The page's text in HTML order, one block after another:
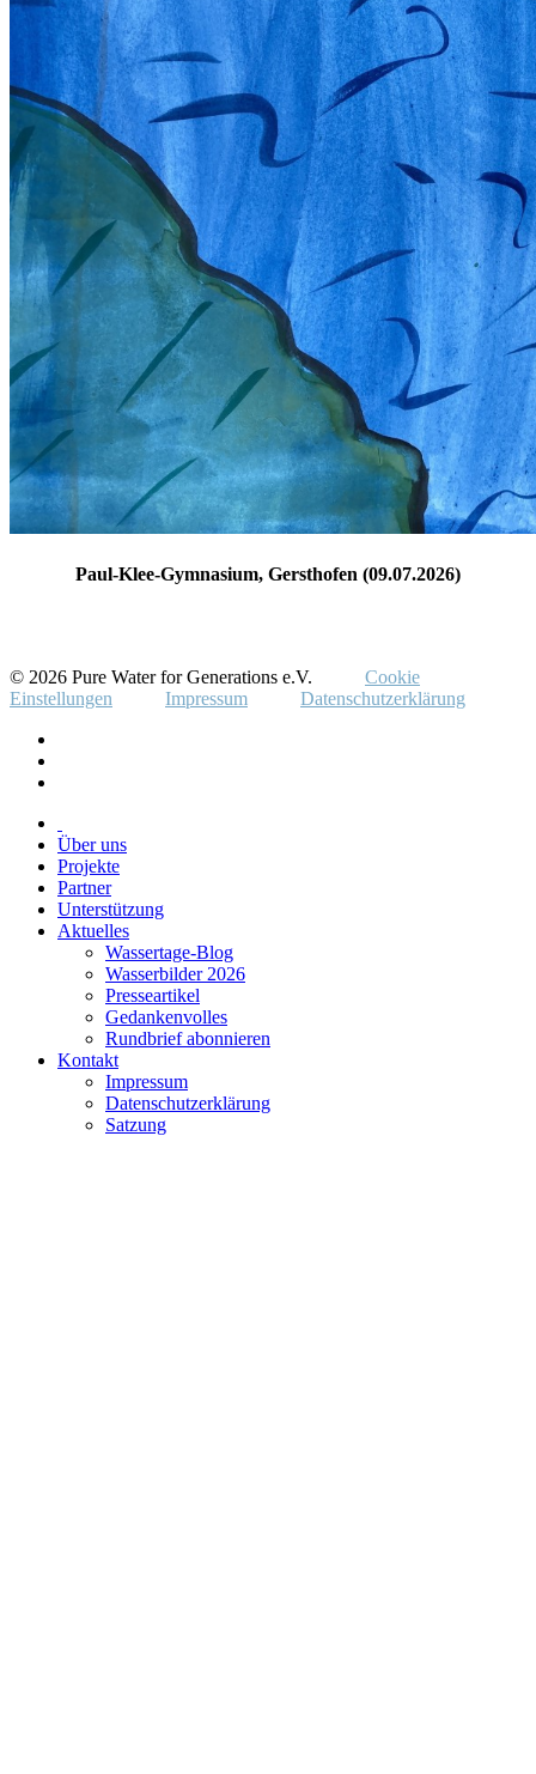
Paul-Klee-Gymnasium, Gersthofen (09.07.2026)
© 2026 Pure Water for Generations e.V.
Cookie
Einstellungen
Impressum Datenschutzerklärung
Über uns
Projekte
Partner
Unterstützung
Aktuelles
Wassertage-Blog
Wasserbilder 2026
Presseartikel
Gedankenvolles
Rundbrief abonnieren
Kontakt
Impressum
Datenschutzerklärung
Satzung